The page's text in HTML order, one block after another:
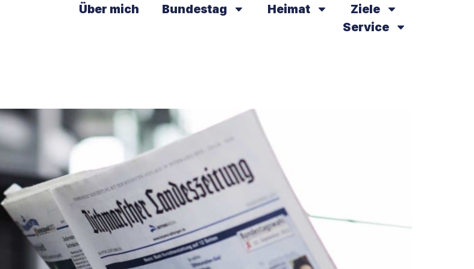
Über mich Bundestag Heimat
Ziele
Service